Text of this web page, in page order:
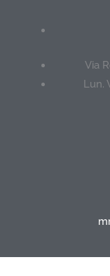
Via
Lun.